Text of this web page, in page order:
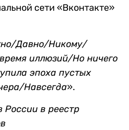
сети «Вконтакте»
Давно/Никому/
иллюзий/Но ничего
эпоха пустых
Навсегда».
России в реестр